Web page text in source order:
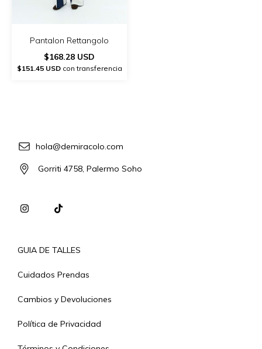
Pantalon Rettangolo
$168.28 USD
$151.45 USDcon transferencia
hola@demiracolo.com
Gorriti 4758, Palermo Soho
GUIA DE TALLES
Cuidados Prendas
Cambios y Devoluciones
Política de Privacidad